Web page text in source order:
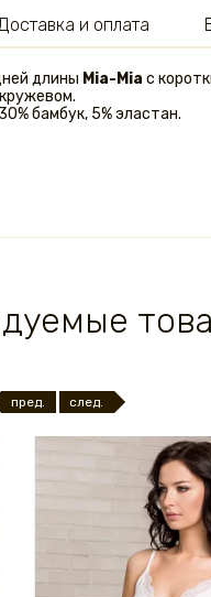
длины Mia-Mia с
бамбук, 5% эластан.
и оплата
пред. след.